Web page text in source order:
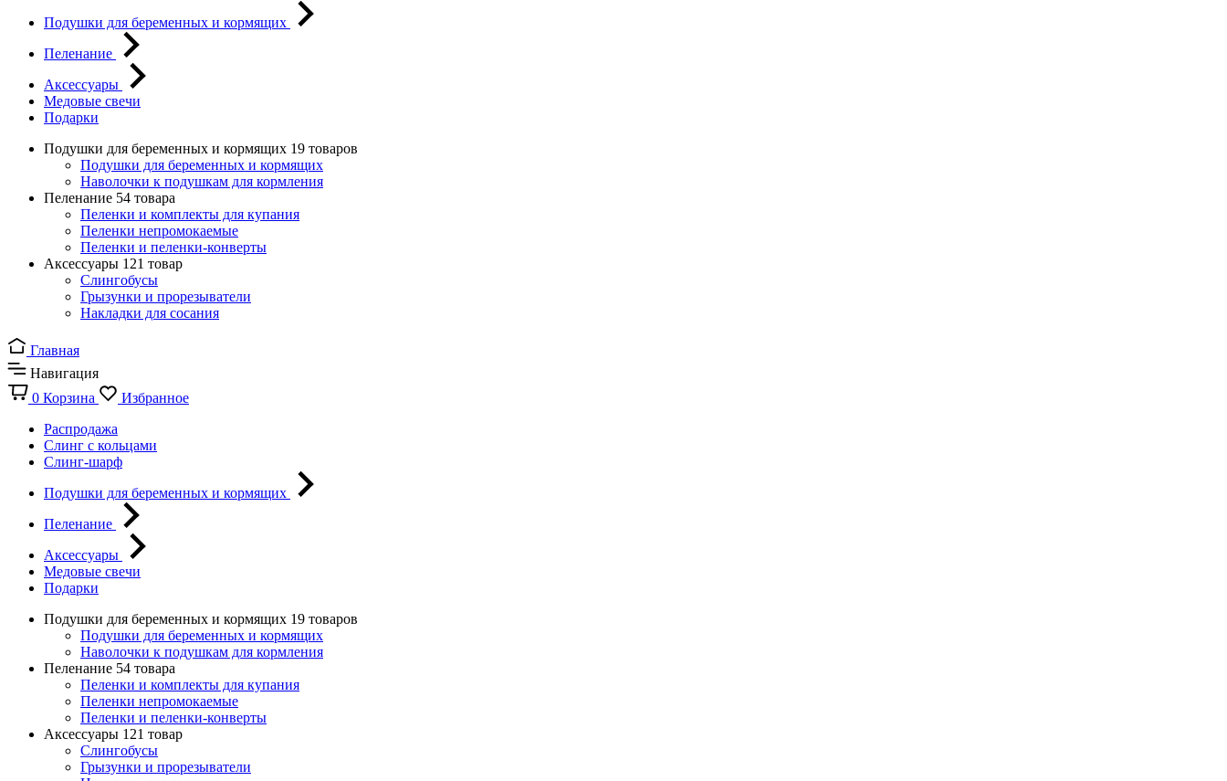
Подушки для беременных и кормящих
Пеленание
Аксессуары
Медовые свечи
Подарки
Подушки для беременных и кормящих 19 товаров
Подушки для беременных и кормящих
Наволочки к подушкам для кормления
Пеленание 54 товара
Пеленки и комплекты для купания
Пеленки непромокаемые
Пеленки и пеленки-конверты
Аксессуары 121 товар
Слингобусы
Грызунки и прорезыватели
Накладки для сосания
Главная
Навигация
0 Корзина
Избранное
Распродажа
Слинг с кольцами
Слинг-шарф
Подушки для беременных и кормящих
Пеленание
Аксессуары
Медовые свечи
Подарки
Подушки для беременных и кормящих 19 товаров
Подушки для беременных и кормящих
Наволочки к подушкам для кормления
Пеленание 54 товара
Пеленки и комплекты для купания
Пеленки непромокаемые
Пеленки и пеленки-конверты
Аксессуары 121 товар
Слингобусы
Грызунки и прорезыватели